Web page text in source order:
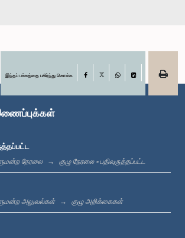
இந்தப் பக்கத்தை பகிர்ந்து கொள்க Facebook
LinkedIn
நேரலை குழு நேரலை - பதிவுருத்தப்பட்ட
அலுவல்கள் குழு அறிக்கைகள்